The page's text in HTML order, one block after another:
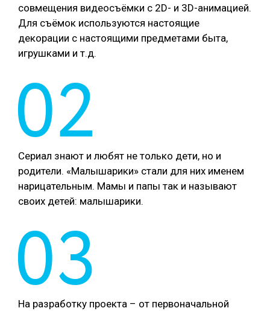
совмещения видеосъёмки с 2D- и 3D-анимацией.
Для съёмок используются настоящие
декорации с настоящими предметами быта,
игрушками и т.д.
02
Сериал знают и любят не только дети, но и
родители. «Малышарики» стали для них именем
нарицательным. Мамы и папы так и называют
своих детей: малышарики.
03
На разработку проекта – от первоначальной